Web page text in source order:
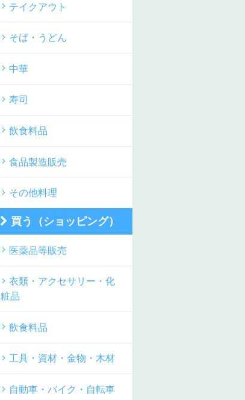
テイクアウト
そば・うどん
中華
寿司
飲食料品
食品製造販売
その他料理
買う（ショッピング）
医薬品等販売
衣類・アクセサリー・化
粧品
飲食料品
工具・資材・金物・木材
自動車・バイク・自転車